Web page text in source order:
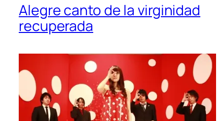
Alegre canto de la virginidad
recuperada